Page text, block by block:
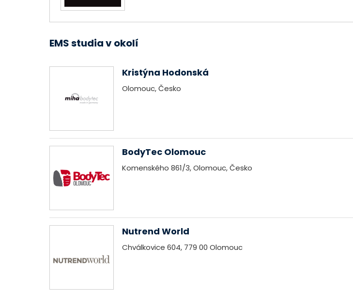
EMS studia v okolí
Kristýna Hodonská
Olomouc, Česko
BodyTec Olomouc
Komenského 861/3, Olomouc, Česko
Nutrend World
Chválkovice 604, 779 00 Olomouc